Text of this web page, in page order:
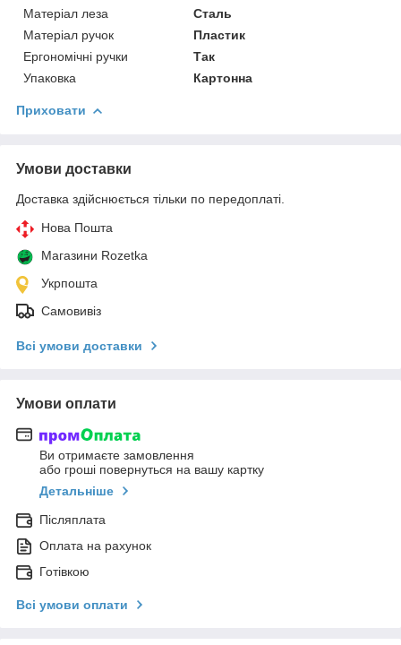
Матеріал леза
Сталь
Матеріал ручок
Пластик
Ергономічні ручки
Так
Упаковка
Картонна
Приховати
Умови доставки
Доставка здійснюється тільки по передоплаті.
Нова Пошта
Магазини Rozetka
Укрпошта
Самовивіз
Всі умови доставки
Умови оплати
Ви отримаєте замовлення
або гроші повернуться на вашу картку
Детальніше
Післяплата
Оплата на рахунок
Готівкою
Всі умови оплати